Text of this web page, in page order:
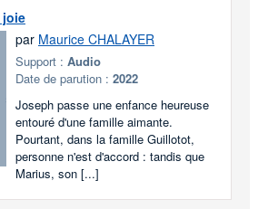
joie
par Maurice CHALAYER
Support : Audio
Date de parution : 2022
Joseph passe une enfance heureuse
entouré d'une famille aimante.
Pourtant, dans la famille Guillotot,
personne n'est d'accord : tandis que
Marius, son [...]